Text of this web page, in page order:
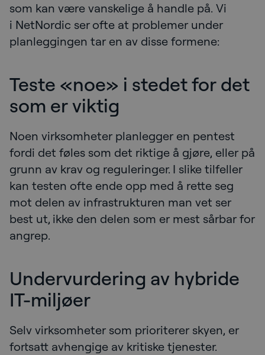
som kan være vanskelige å handle på. Vi
i NetNordic ser ofte at problemer under
planleggingen tar en av disse formene:
Teste «noe» i stedet for det
som er viktig
Noen virksomheter planlegger en pentest
fordi det føles som det riktige å gjøre, eller på
grunn av krav og reguleringer. I slike tilfeller
kan testen ofte ende opp med å rette seg
mot delen av infrastrukturen man vet ser
best ut, ikke den delen som er mest sårbar for
angrep.
Undervurdering av hybride
IT-miljøer
Selv virksomheter som prioriterer skyen, er
fortsatt avhengige av kritiske tjenester.